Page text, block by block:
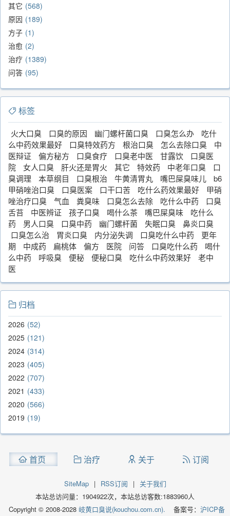
其它 568
原因 189
方子 1
治愈 2
治疗 1389
问答 95
标签
火大口臭 口臭的原因 幽门螺杆菌口臭 口臭怎么办
吃什
么中药效果最好
口臭特效药方 根治口臭 怎么去除口臭
中
医辩证
偏方秘方 口臭食疗 口臭老中医 甘露饮
口臭医
院
女人口臭 肝火还是胃火 其它 特效药 中老年口臭
口
臭调理
本草纲目 口臭根治 牛黄清胃丸 嘴巴屎臭味儿
b6
甲硝唑治口臭
口臭医案 口干口苦 吃什么药效果最好
甲硝
唑治疗口臭
气血 粪臭味 口臭怎么去除 吃什么中药
口臭
舌苔
中医辨证 孩子口臭 喝什么茶 嘴巴屎臭味
吃什么
药
男人口臭 口臭中药 幽门螺杆菌 失眠口臭
鼻炎口臭
口臭怎么治
胃炎口臭 内分泌失调 口臭吃什么中药
更年
期
中成药 扁桃体 偏方 医院 问答 口臭吃什么药
喝什
么中药
呼吸臭 便秘 便秘口臭 吃什么中药效果好
老中
医
归档
2026 52
2025 121
2024 314
2023 405
2022 707
2021
433
2020 566
2019 19
首页 治疗 关于 订阅
SiteMap | RSS订阅 |
关于我们
本站总访问量： 1904922次，本站总访客数:1883960人
Copyright © 2008-2028 岐黄口臭说(kouchou.com.cn). 备案号： 沪ICP备